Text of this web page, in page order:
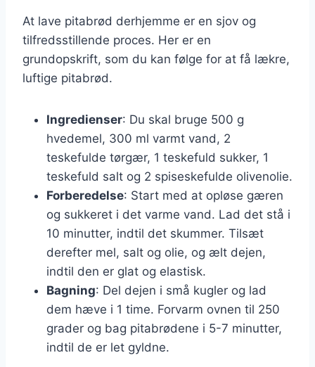
At lave pitabrød derhjemme er en sjov og
tilfredsstillende proces. Her er en
grundopskrift, som du kan følge for at få lækre,
luftige pitabrød.
Ingredienser: Du skal bruge 500 g
hvedemel, 300 ml varmt vand, 2
teskefulde tørgær, 1 teskefuld sukker, 1
teskefuld salt og 2 spiseskefulde olivenolie.
Forberedelse: Start med at opløse gæren
og sukkeret i det varme vand. Lad det stå i
10 minutter, indtil det skummer. Tilsæt
derefter mel, salt og olie, og ælt dejen,
indtil den er glat og elastisk.
Bagning: Del dejen i små kugler og lad
dem hæve i 1 time. Forvarm ovnen til 250
grader og bag pitabrødene i 5-7 minutter,
indtil de er let gyldne.